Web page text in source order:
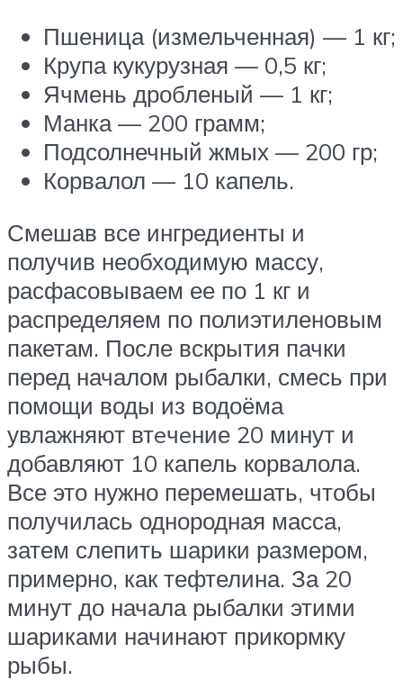
Пшеница (измельченная) — 1 кг;
Крупа кукурузная — 0,5 кг;
Ячмень дробленый — 1 кг;
Манка — 200 грамм;
Подсолнечный жмых — 200 гр;
Корвалол — 10 капель.
Смешав все ингредиенты и
получив необходимую массу,
расфасовываем ее по 1 кг и
распределяем по полиэтиленовым
пакетам. После вскрытия пачки
перед началом рыбалки, смесь при
помощи воды из водоёма
увлажняют втeчeние 20 минут и
добавляют 10 капель корвалола.
Все это нужно перемешать, чтобы
получилась однородная масса,
затем слепить шарики размером,
примерно, как тефтелина. За 20
минут до начала рыбалки этими
шариками начинают прикормку
рыбы.